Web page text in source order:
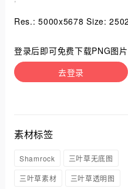
Res.: 5000x5678 Size:
登录后即可免费下载PNG图片
去登录
素材标签
Shamrock
三叶草无底图
三叶草素材
三叶草透明图